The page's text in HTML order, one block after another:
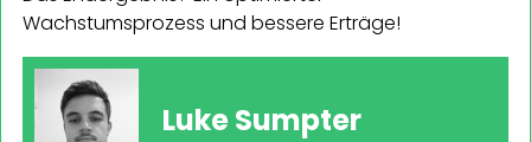
Wachstumsprozess und bessere Erträge!
Luke Sumpter